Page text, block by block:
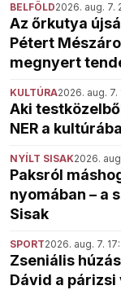
BELFÖLD2026. aug. 7.
Az őrkutya
Pétert
megnyert
KULTÚRA2026. aug. 7.
Aki
NER a
NYÍLT SISAK2026.
Paksról
nyomában – a
Sisak
SPORT2026. aug. 7.
Zseniális
Dávid a